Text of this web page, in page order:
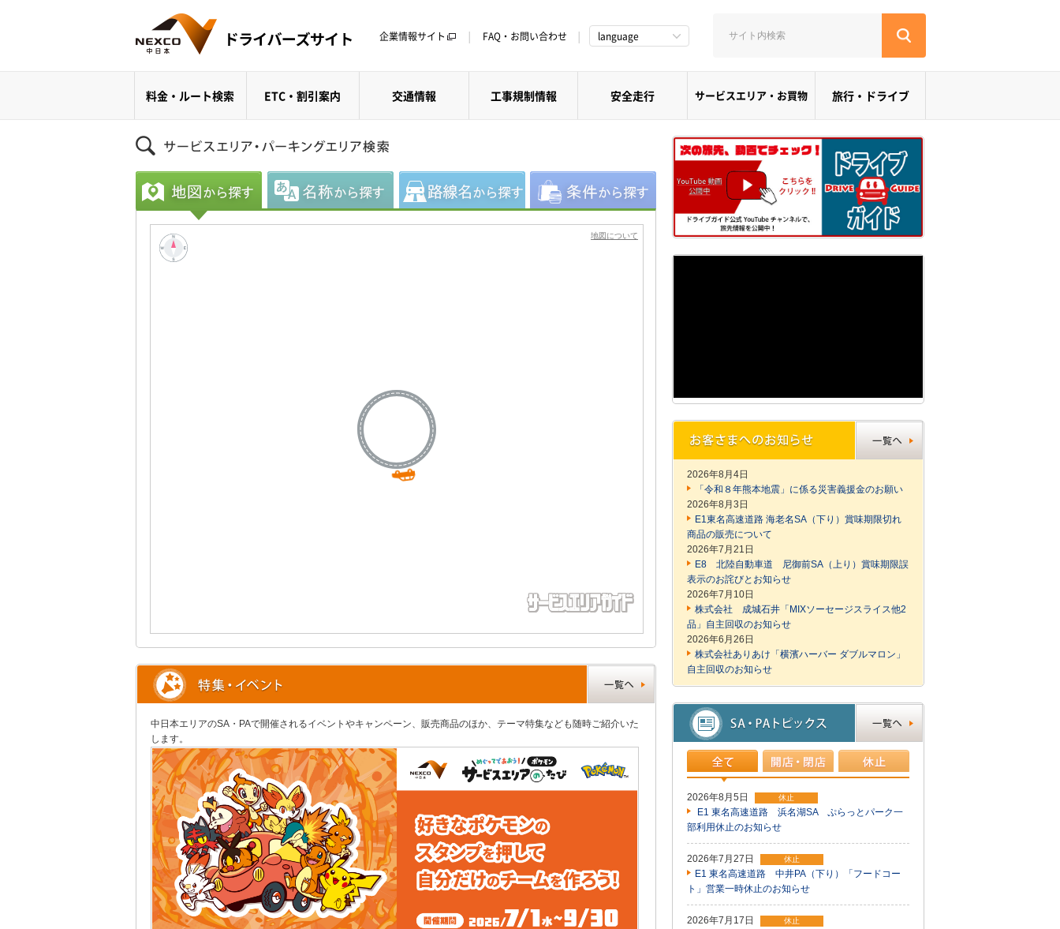
企業情報サイト FAQ・お問い合わせ language
料金・ルート検索 ETC・割引案内 交通情報 工事規制情報 安全走行 サービスエリア・お買物 旅行・ドライブ
中日本エリアのSA・PAで開催されるイベントやキャンペーン、販売商品のほか、テーマ特集なども随時ご紹介いた
します。
2026年8月4日
「令和８年熊本地震」に係る災害義援金のお願い
2026年8月3日
E1東名高速道路 海老名SA（下り）賞味期限切れ
商品の販売について
2026年7月21日
E8 北陸自動車道 尼御前SA（上り）賞味期限誤
表示のお詫びとお知らせ
2026年7月10日
株式会社 成城石井「MIXソーセージスライス他2
品」自主回収のお知らせ
2026年6月26日
株式会社ありあけ「横濱ハーバー ダブルマロン」
自主回収のお知らせ
2026年8月5日 休止
E1 東名高速道路 浜名湖SA ぷらっとパーク一
部利用休止のお知らせ
2026年7月27日 休止
E1 東名高速道路 中井PA（下り）「フードコー
ト」営業一時休止のお知らせ
2026年7月17日 休止